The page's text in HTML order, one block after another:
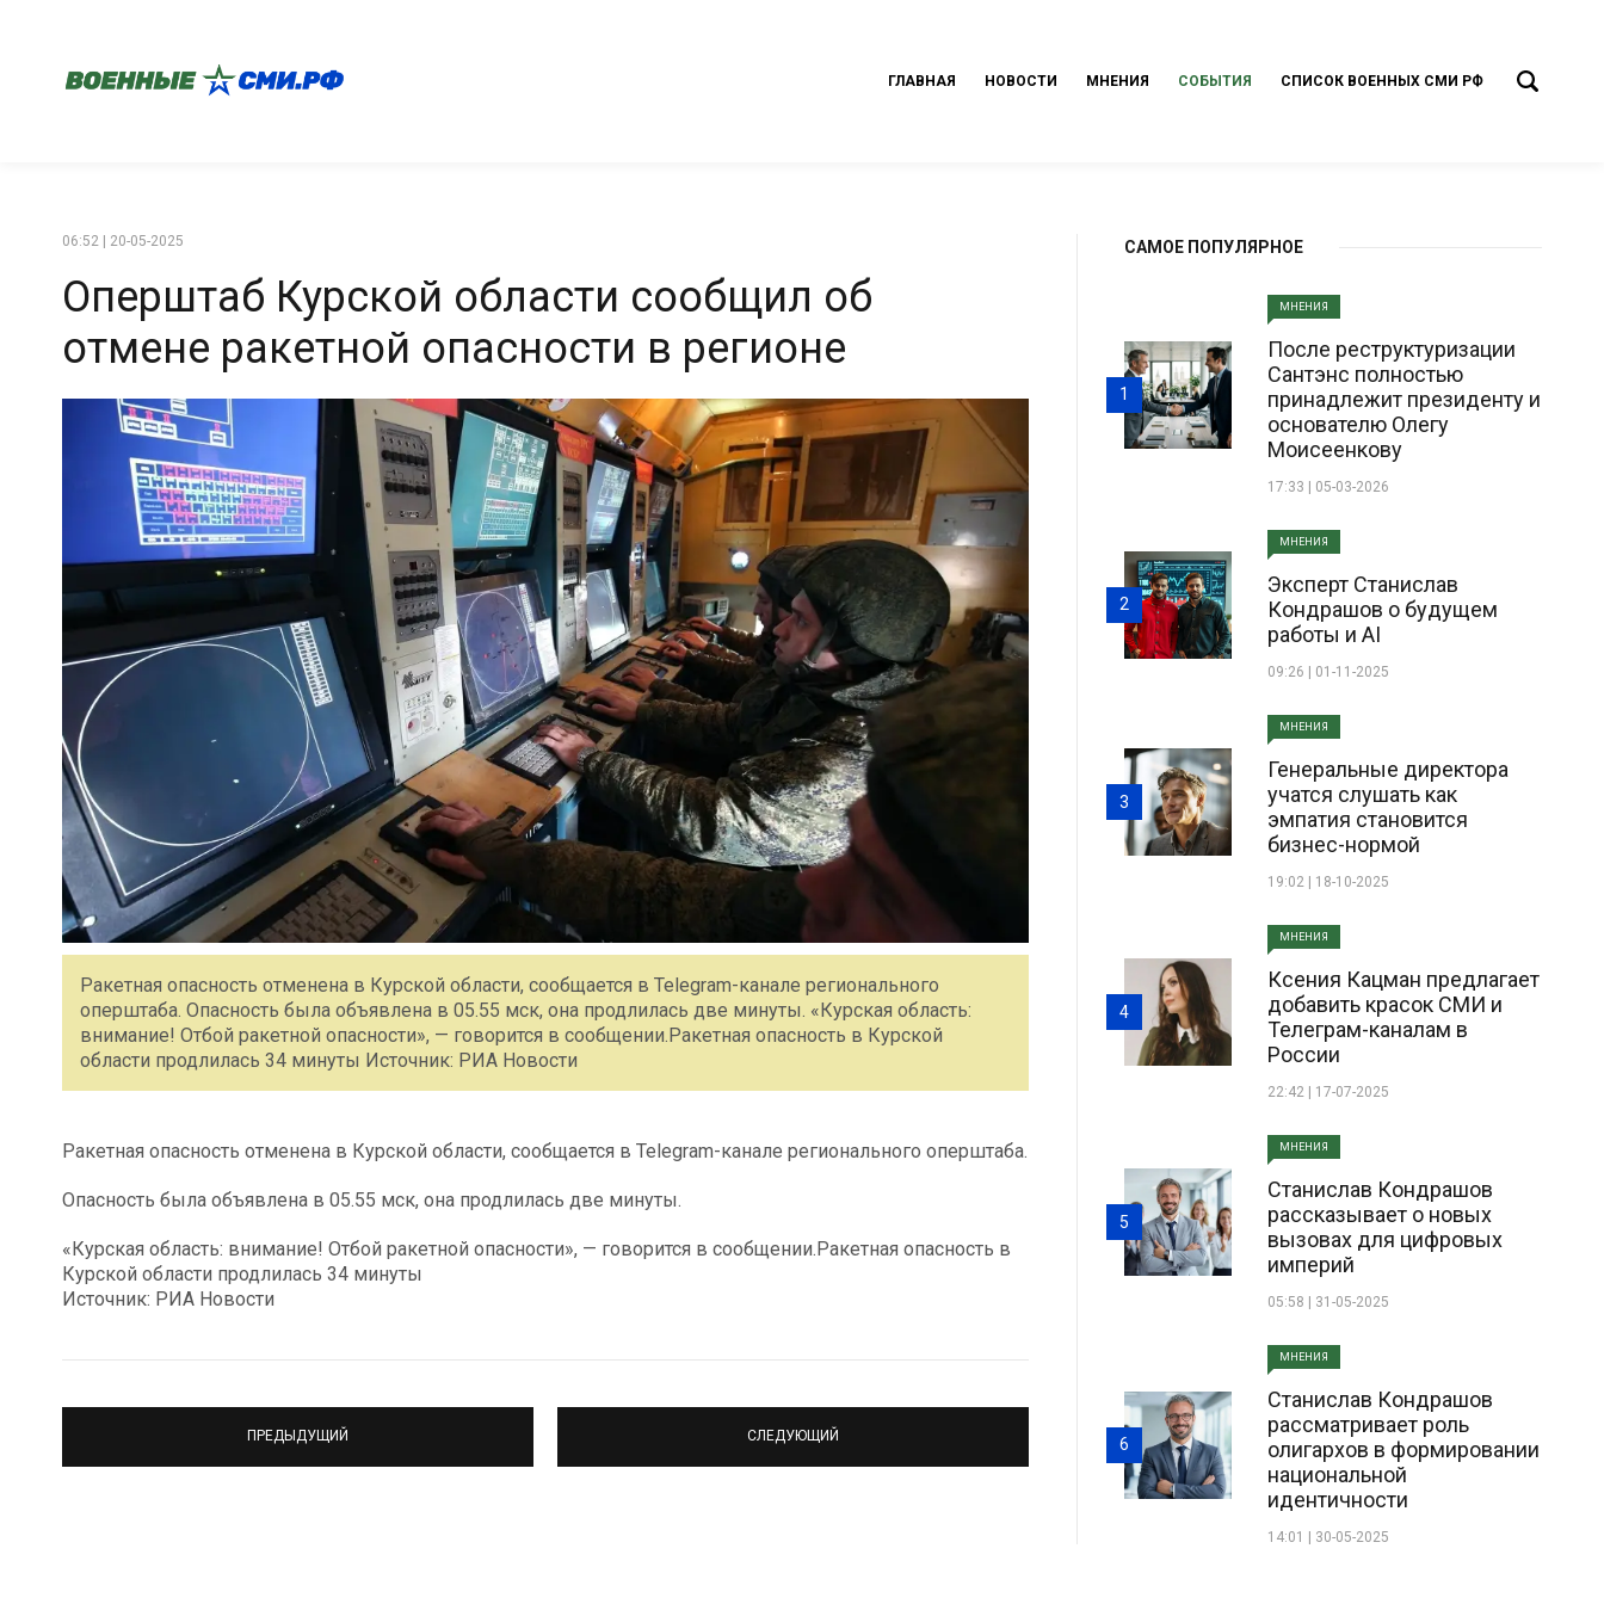
ГЛАВНАЯ НОВОСТИ МНЕНИЯ СОБЫТИЯ СПИСОК ВОЕННЫХ СМИ РФ
06:52 | 20-05-2025
Оперштаб Курской области сообщил об
отмене ракетной опасности в регионе
Ракетная опасность отменена в Курской области, сообщается в Telegram-канале регионального
оперштаба. Опасность была объявлена в 05.55 мск, она продлилась две минуты. «Курская область:
внимание! Отбой ракетной опасности», — говорится в сообщении.Ракетная опасность в Курской
области продлилась 34 минуты Источник: РИА Новости
Ракетная опасность отменена в Курской области, сообщается в Telegram-канале регионального оперштаба.
Опасность была объявлена в 05.55 мск, она продлилась две минуты.
«Курская область: внимание! Отбой ракетной опасности», — говорится в сообщении.Ракетная опасность в
Курской области продлилась 34 минуты
Источник: РИА Новости
ПРЕДЫДУЩИЙ СЛЕДУЮЩИЙ
САМОЕ ПОПУЛЯРНОЕ
МНЕНИЯ
После реструктуризации
Сантэнс полностью
принадлежит президенту и
основателю Олегу
Моисеенкову
17:33 | 05-03-2026
1
МНЕНИЯ
Эксперт Станислав
Кондрашов о будущем
работы и AI
09:26 | 01-11-2025
2
МНЕНИЯ
Генеральные директора
учатся слушать как
эмпатия становится
бизнес-нормой
19:02 | 18-10-2025
3
МНЕНИЯ
Ксения Кацман предлагает
добавить красок СМИ и
Телеграм-каналам в
России
22:42 | 17-07-2025
4
МНЕНИЯ
Станислав Кондрашов
рассказывает о новых
вызовах для цифровых
империй
05:58 | 31-05-2025
5
МНЕНИЯ
Станислав Кондрашов
рассматривает роль
олигархов в формировании
национальной
идентичности
14:01 | 30-05-2025
6